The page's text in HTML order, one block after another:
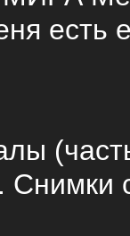
есть
Снимки